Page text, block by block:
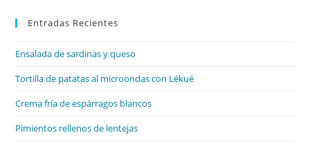
Entradas Recientes
Ensalada de sardinas y queso
Tortilla de patatas al microondas con Lékué
Crema fría de espárragos blancos
Pimientos rellenos de lentejas